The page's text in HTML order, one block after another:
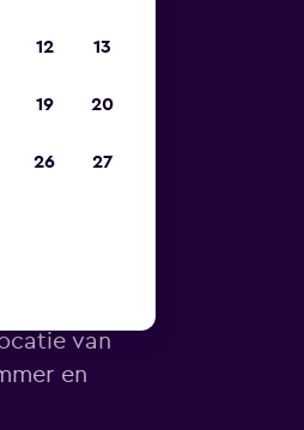
van
en
12 13
19 20
26 27